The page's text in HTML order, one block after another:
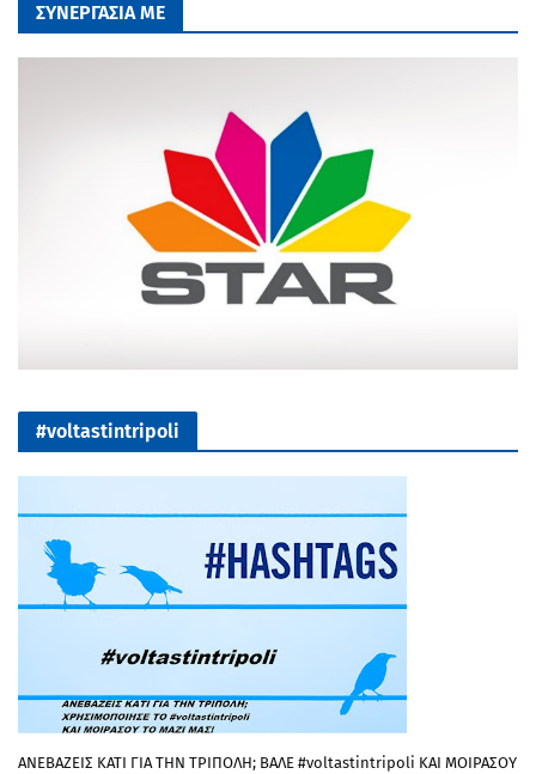
ΣΥΝΕΡΓΑΣΙΑ ΜΕ
#voltastintripoli
ΑΝΕΒΑΖΕΙΣ ΚΑΤΙ ΓΙΑ ΤΗΝ ΤΡΙΠΟΛΗ; ΒΑΛΕ #voltastintripoli ΚΑΙ ΜΟΙΡΑΣΟΥ